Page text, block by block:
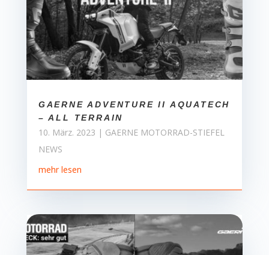
GAERNE ADVENTURE II AQUATECH
– ALL TERRAIN
10. März. 2023 | GAERNE MOTORRAD-STIEFEL
NEWS
mehr lesen